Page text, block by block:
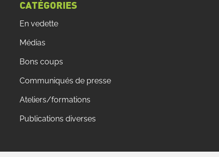
CATÉGORIES
En vedette
Médias
Bons coups
Communiqués de presse
Ateliers/formations
Publications diverses